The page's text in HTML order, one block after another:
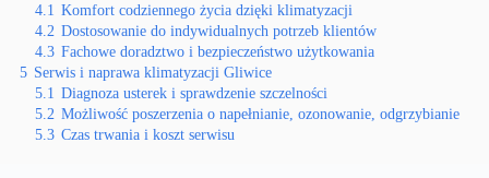
4.1 Komfort codziennego życia dzięki klimatyzacji
4.2 Dostosowanie do indywidualnych potrzeb klientów
4.3 Fachowe doradztwo i bezpieczeństwo użytkowania
5 Serwis i naprawa klimatyzacji Gliwice
5.1 Diagnoza usterek i sprawdzenie szczelności
5.2 Możliwość poszerzenia o napełnianie, ozonowanie, odgrzybianie
5.3 Czas trwania i koszt serwisu